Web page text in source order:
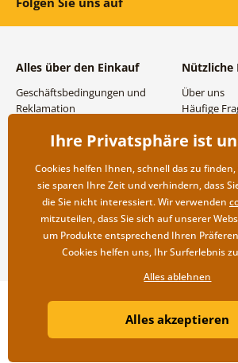
Alles über den Einkauf
Geschäftsbedingungen und
Reklamation
Versand- und
Rücksendung der Ware
Über uns
Häufige
Copyright ©2019 ©
Litvanyi.sk| Online-Shop
Ihre Privatsphäre ist
Cookies helfen Ihnen, schnell das zu
sie sparen Ihre Zeit und verhindern, dass
die Sie nicht interessiert. Wir verwenden
mitzuteilen, dass Sie sich auf unserer
um Produkte entsprechend Ihren
Cookies helfen uns, Ihr Surferlebnis
Alles ablehnen
Alles akzeptieren